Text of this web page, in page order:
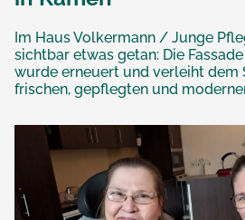
Im Haus Volkermann / Junge
sichtbar etwas getan: Die
wurde erneuert und verleiht dem
frischen, gepflegten und